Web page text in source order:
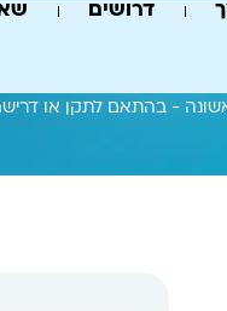
דרושים
- בהתאם לתקן או